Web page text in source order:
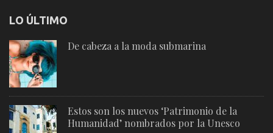
LO ÚLTIMO
De cabeza a la moda submarina
Estos son los nuevos ‘Patrimonio de la
Humanidad’ nombrados por la Unesco